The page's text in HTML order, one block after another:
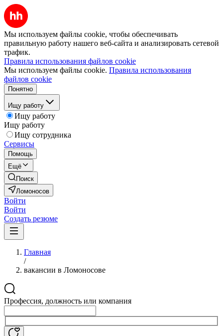
Мы используем файлы cookie, чтобы обеспечивать
правильную работу нашего веб-сайта и анализировать сетевой
трафик.
Правила использования файлов cookie
Мы используем файлы cookie. Правила использования
файлов cookie
Понятно
Ищу работу
Ищу работу
Ищу работу
Ищу сотрудника
Сервисы
Помощь
Ещё
Поиск
Ломоносов
Войти
Войти
Создать резюме
Главная
/
вакансии в Ломоносове
Профессия, должность или компания